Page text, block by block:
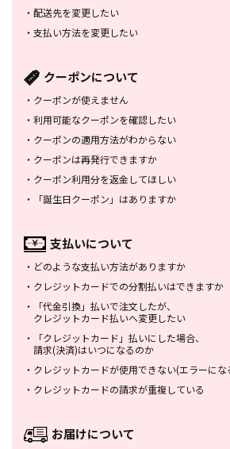
・ 配送先を変更したい
・ 支払い方法を変更したい
クーポンについて
・ クーポンが使えません
・ 利用可能なクーポンを確認したい
・ クーポンの適用方法がわからない
・ クーポンは再発行できますか
・ クーポン利用分を返金してほしい
・
「誕生日クーポン」はありますか
支払いについて
・ どのような支払い方法がありますか
・ クレジットカードでの分割払いはできますか
・
「代金引換」払いで注文したが、
クレジットカード払いへ変更したい
・
「クレジットカード」払いにした場合、
請求(決済)はいつになるのか
・ クレジットカードが使用できない(エラーにな
・ クレジットカードの請求が重複している
お届けについて